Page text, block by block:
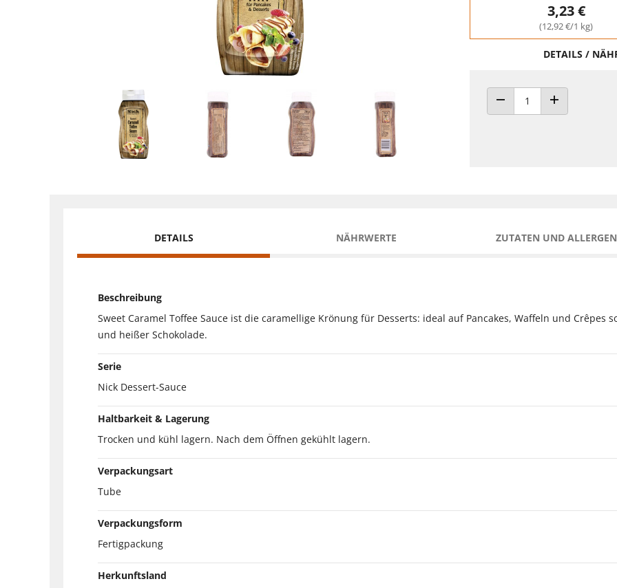
3,23 €
(12,92 €/1 kg)
DETAILS /
ANZAHL VERRINGERN
ANZAHL
DETAILS NÄHRWERTE ZUTATEN UND
Beschreibung
Sweet Caramel Toffee Sauce ist die caramellige Krönung für Desserts: ideal auf Pancakes, Waffeln und Crêpes
und heißer Schokolade.
Serie
Nick Dessert-Sauce
Haltbarkeit & Lagerung
Trocken und kühl lagern. Nach dem Öffnen gekühlt lagern.
Verpackungsart
Tube
Verpackungsform
Fertigpackung
Herkunftsland